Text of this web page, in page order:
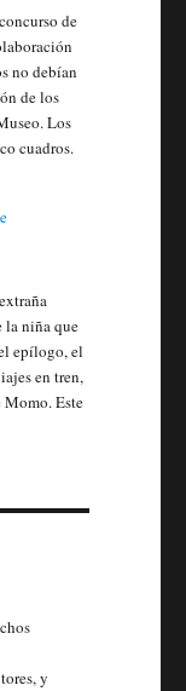
de
no debían
de los
Los
cuadros.
la niña que
epílogo, el
en tren,
Momo. Este
y